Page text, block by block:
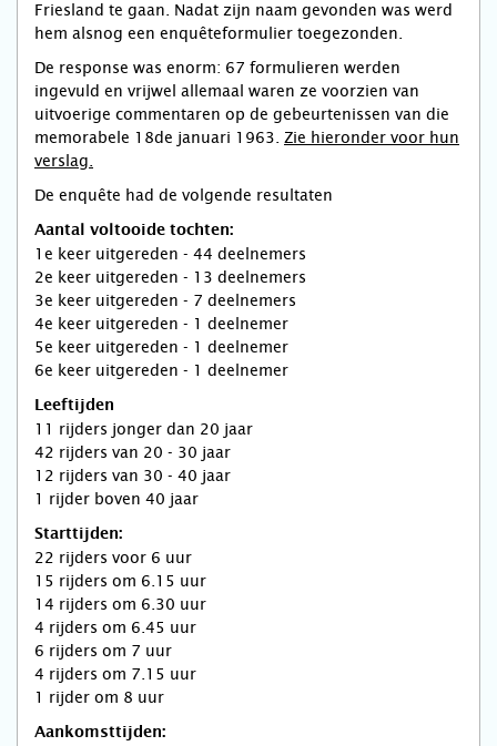
Friesland te gaan. Nadat zijn naam gevonden was werd
hem alsnog een enquêteformulier toegezonden.
De response was enorm: 67 formulieren werden
ingevuld en vrijwel allemaal waren ze voorzien van
uitvoerige commentaren op de gebeurtenissen van die
memorabele 18de januari 1963. Zie hieronder voor hun
verslag.
De enquête had de volgende resultaten
Aantal voltooide tochten:
1e keer uitgereden - 44 deelnemers
2e keer uitgereden - 13 deelnemers
3e keer uitgereden - 7 deelnemers
4e keer uitgereden - 1 deelnemer
5e keer uitgereden - 1 deelnemer
6e keer uitgereden - 1 deelnemer
Leeftijden
11 rijders jonger dan 20 jaar
42 rijders van 20 - 30 jaar
12 rijders van 30 - 40 jaar
1 rijder boven 40 jaar
Starttijden:
22 rijders voor 6 uur
15 rijders om 6.15 uur
14 rijders om 6.30 uur
4 rijders om 6.45 uur
6 rijders om 7 uur
4 rijders om 7.15 uur
1 rijder om 8 uur
Aankomsttijden: